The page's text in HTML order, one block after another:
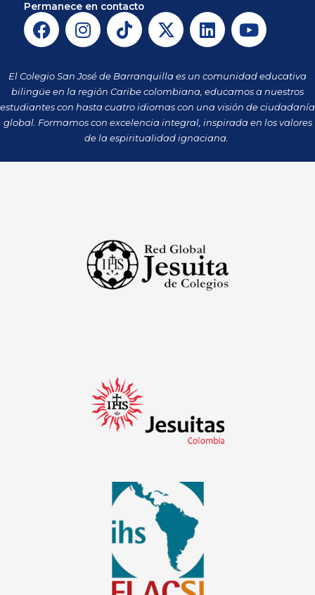
Permanece en contacto
F
a
e
b
o
o
I
n
t
a
g
r
a
m
T
i
t
o
k
X
-
w
i
t
t
e
r
L
i
k
e
d
i
n
Y
o
t
u
b
e
El Colegio San José de Barranquilla es un comunidad educativa
bilingüe en la región Caribe colombiana, educamos a nuestros
estudiantes con hasta cuatro idiomas con una visión de ciudadanía
global. Formamos con excelencia integral, inspirada en los valores
de la espiritualidad ignaciana.